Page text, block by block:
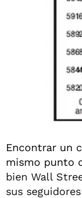
Encontrar un
mismo punto
bien Wall
sus